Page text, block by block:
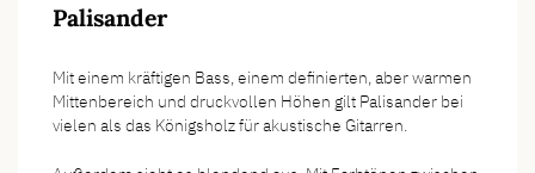
Palisander
Mit einem kräftigen Bass, einem definierten, aber warmen
Mittenbereich und druckvollen Höhen gilt Palisander bei
vielen als das Königsholz für akustische Gitarren.